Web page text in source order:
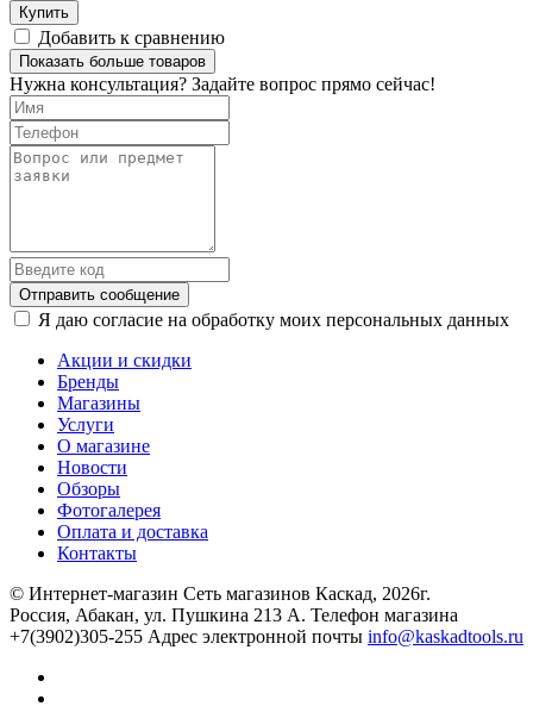
Купить
Добавить к сравнению
Показать больше товаров
Нужна консультация? Задайте вопрос прямо сейчас!
Отправить сообщение
Я даю согласие на обработку моих персональных данных
Акции и скидки
Бренды
Магазины
Услуги
О магазине
Новости
Обзоры
Фотогалерея
Оплата и доставка
Контакты
© Интернет-магазин Сеть магазинов Каскад, 2026г.
Россия, Абакан, ул. Пушкина 213 А. Телефон магазина
+7(3902)305-255 Адрес электронной почты info@kaskadtools.ru